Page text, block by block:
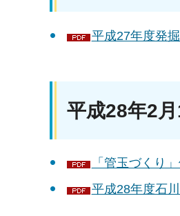
平成27年度発
平成28年2
「管玉づくり
平成28年度石